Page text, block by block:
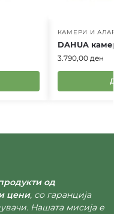
КАМЕРИ И
DAHUA
3.790,00 ден
од
цени, со гаранција
Нашата мисија е